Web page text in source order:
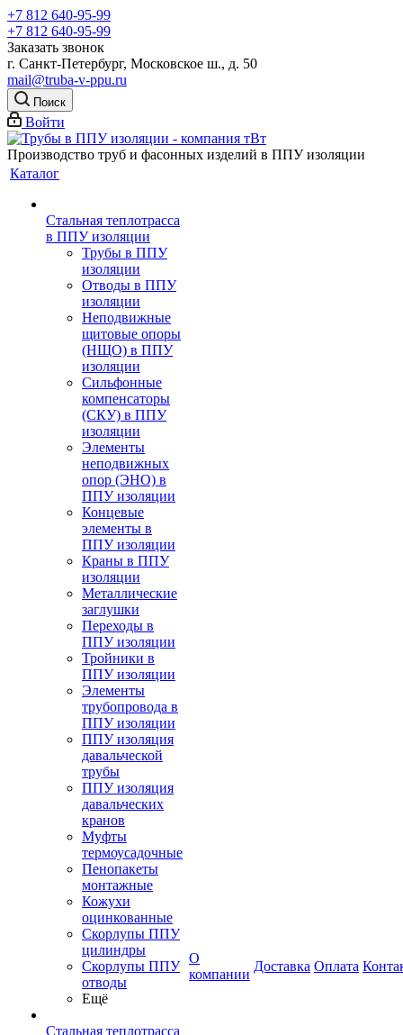
+7 812 640-95-99
+7 812 640-95-99
Заказать звонок
г. Санкт-Петербург, Московское ш., д. 50
mail@truba-v-ppu.ru
Поиск
Войти
Производство труб и фасонных изделий в ППУ изоляции
Каталог
Стальная теплотрасса
в ППУ изоляции
Трубы в ППУ
изоляции
Отводы в ППУ
изоляции
Неподвижные
щитовые опоры
(НЩО) в ППУ
изоляции
Cильфонные
компенсаторы
(СКУ) в ППУ
изоляции
Элементы
неподвижных
опор (ЭНО) в
ППУ изоляции
Концевые
элементы в
ППУ изоляции
Краны в ППУ
изоляции
Металлические
заглушки
Переходы в
ППУ изоляции
Тройники в
ППУ изоляции
Элементы
трубопровода в
ППУ изоляции
ППУ изоляция
давальческой
трубы
ППУ изоляция
давальческих
кранов
Муфты
термоусадочные
Пенопакеты
монтажные
Кожухи
оцинкованные
Скорлупы ППУ
цилиндры
Скорлупы ППУ
отводы
Ещё
Стальная теплотрасса
О
компании
Доставка Оплата